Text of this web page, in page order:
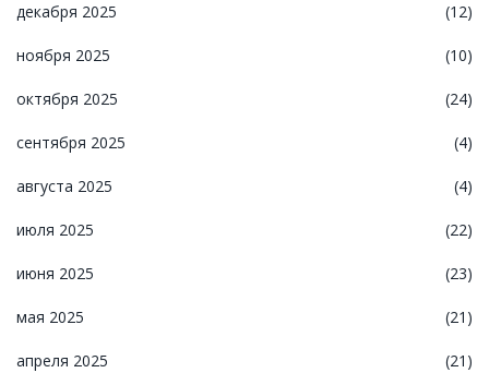
декабря 2025 (12)
ноября 2025 (10)
октября 2025 (24)
сентября 2025 (4)
августа 2025 (4)
июля 2025 (22)
июня 2025 (23)
мая 2025 (21)
апреля 2025 (21)